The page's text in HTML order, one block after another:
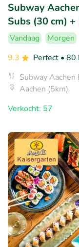
Subway
Subs (30 cm)
Vandaag Morgen
9.3
Perfect • 80
Subway Aachen
Aachen (5km)
Verkocht: 57